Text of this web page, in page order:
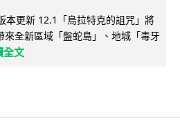
本更新 12.1「烏拉特克的詛咒」將
全新區域「盤蛇島」、地城「毒牙
全文